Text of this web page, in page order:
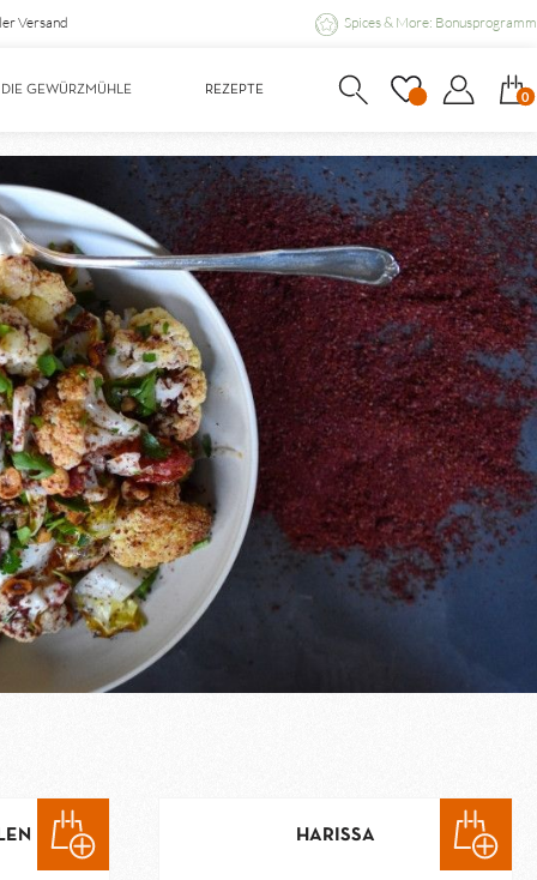
Versand Spices & More: Bonusprogramm
DIE GEWÜRZMÜHLE REZEPTE 0
HARISSA